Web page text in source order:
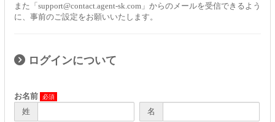
また「support@contact.agent-sk.com」からのメールを受信できるよう
に、事前のご設定をお願いいたします。
ログインについて
お名前
姓
名